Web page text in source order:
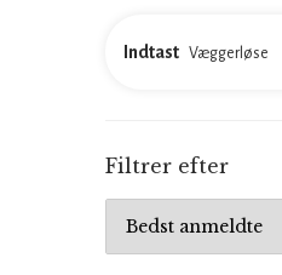
Indtast
Filtrer efter